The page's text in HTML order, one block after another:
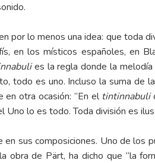
por lo menos una idea: que toda
en los místicos españoles, en
es la regla donde la melodía
todo es uno. Incluso la suma de
otra ocasión: “En el tintinnabuli
lo es todo. Toda división es
sus composiciones. Uno de los
de Pärt, ha dicho que “la